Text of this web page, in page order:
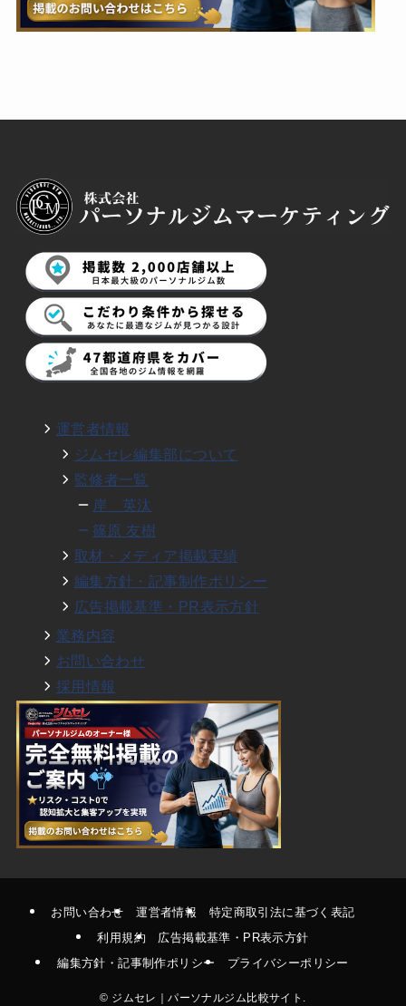
運営者情報
ジムセレ編集部について
監修者一覧
岸 英汰
篠原 友樹
取材・メディア掲載実績
編集方針・記事制作ポリシー
広告掲載基準・PR表示方針
業務内容
お問い合わせ
採用情報
お問い合わせ 運営者情報
特定商取引法に基づく表記
利用規約
広告掲載基準・PR表示方針
編集方針・記事制作ポリシー
プライバシーポリシー
© ジムセレ｜パーソナルジム比較サイト.